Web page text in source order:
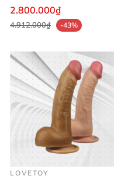
siêu chân thật
2.800.000₫
4.912.000₫ -43%
LOVETOY